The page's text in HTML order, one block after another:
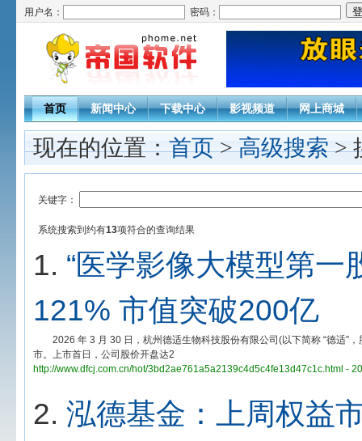
用户名： 密码：
首页 新闻中心 下载中心 影视频道 网上商城
现在的位置：首页>高级搜索>
关键字：
系统搜索到约有13项符合的查询结果
1. “医学影像大模型第一
121% 市值突破200亿
2026 年 3 月 30 日，杭州德适生物科技股份有限公司(以下简称 “德适”
市。上市首日，公司股价开盘达2
http://www.dfcj.com.cn/hot/3bd2ae761a5a2139c4d5c4fe13d47c1c.html -
2. 泓德基金：上周权益